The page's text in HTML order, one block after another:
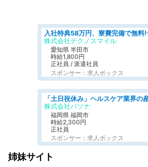
株式会社テクノスマイル
愛知県 半田市
時給1,800円
正社員 / 派遣社員
スポンサー：求人ボックス
株式会社パソナ
福岡県 福岡市
時給2,300円
正社員
スポンサー：求人ボックス
姉妹サイト